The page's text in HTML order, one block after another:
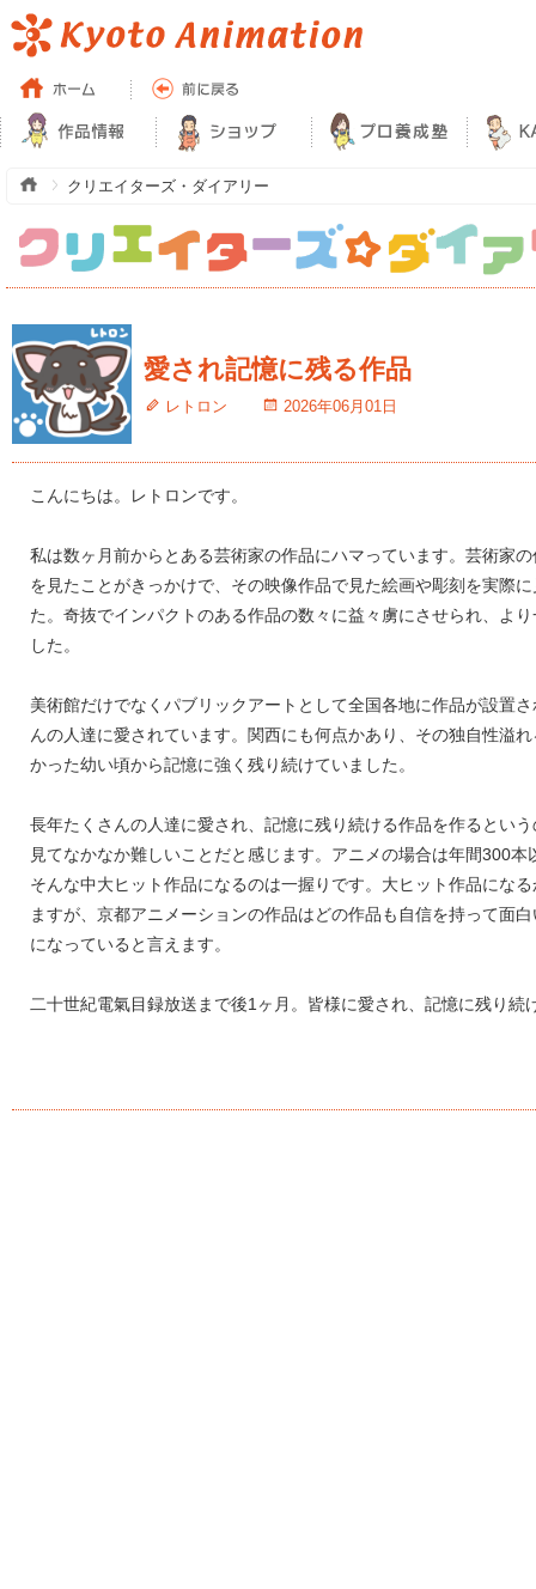
クリエイターズ・ダイアリー
愛され記憶に残る作品
レトロン 2026年06月01日
こんにちは。レトロンです。
私は数ヶ月前からとある芸術家の作品にハマっています。芸術家
を見たことがきっかけで、その映像作品で見た絵画や彫刻を実際
た。奇抜でインパクトのある作品の数々に益々虜にさせられ、よ
した。
美術館だけでなくパブリックアートとして全国各地に作品が設置
んの人達に愛されています。関西にも何点かあり、その独自性溢
かった幼い頃から記憶に強く残り続けていました。
長年たくさんの人達に愛され、記憶に残り続ける作品を作るとい
見てなかなか難しいことだと感じます。アニメの場合は年間300
そんな中大ヒット作品になるのは一握りです。大ヒット作品にな
ますが、京都アニメーションの作品はどの作品も自信を持って面
になっていると言えます。
二十世紀電氣目録放送まで後1ヶ月。皆様に愛され、記憶に残り